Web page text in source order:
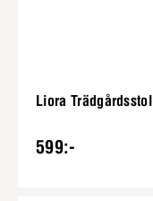
Liora Trädgårdsstol
599:-